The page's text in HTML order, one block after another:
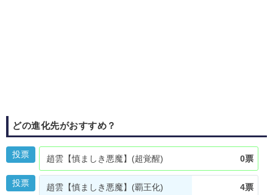
どの進化先がおすすめ？
投票 趙雲【慎ましき悪魔】(超覚醒) 0票
投票 趙雲【慎ましき悪魔】(覇王化) 4票